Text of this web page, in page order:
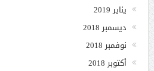
يناير 2019
ديسمبر 2018
نوفمبر 2018
أكتوبر 2018